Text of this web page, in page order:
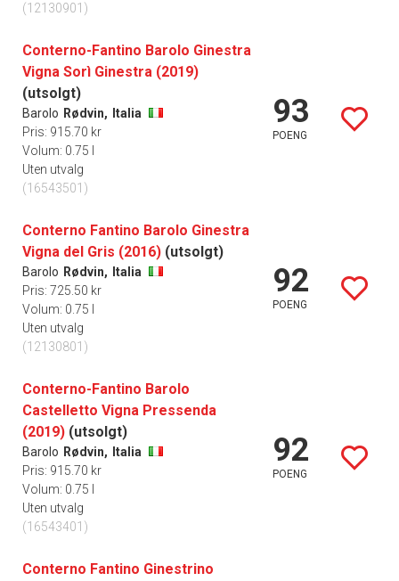
(12130901)
Conterno-Fantino Barolo Ginestra
Vigna Sorì Ginestra (2019)
(utsolgt)
Barolo Rødvin,
Italia
Pris: 915.70 kr
Volum: 0.75 l
Uten utvalg
(16543501)
93
POENG
Conterno Fantino Barolo Ginestra
Vigna del Gris (2016) (utsolgt)
Barolo Rødvin,
Italia
Pris: 725.50 kr
Volum: 0.75 l
Uten utvalg
(12130801)
92
POENG
Conterno-Fantino Barolo
Castelletto Vigna Pressenda
(2019) (utsolgt)
Barolo Rødvin,
Italia
Pris: 915.70 kr
Volum: 0.75 l
Uten utvalg
(16543401)
92
POENG
Conterno Fantino Ginestrino